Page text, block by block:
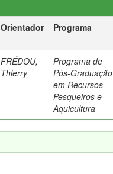
Orientador Programa
FRÉDOU,
Thierry
Programa de
Pós-Graduação
em Recursos
Pesqueiros e
Aquicultura